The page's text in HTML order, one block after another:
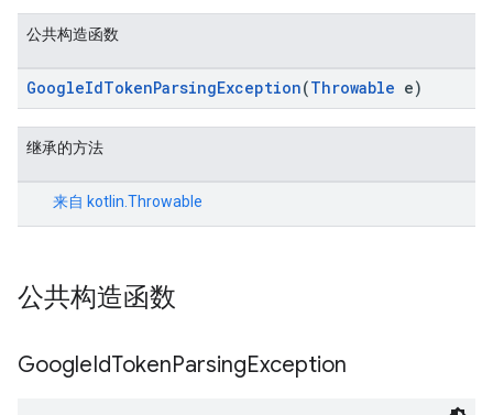
公共构造函数
GoogleIdTokenParsingException(Throwable e)
继承的方法
来自 kotlin.Throwable
公共构造函数
GoogleIdTokenParsingException